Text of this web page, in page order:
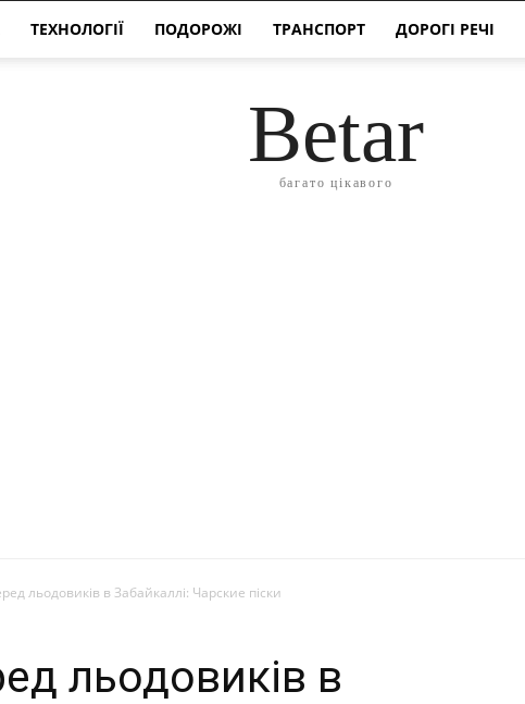
ТЕХНОЛОГІЇ ПОДОРОЖІ ТРАНСПОРТ ДОРОГІ РЕЧІ
Betar
багато цікавого
льодовиків в Забайкаллі: Чарские піски
льодовиків в